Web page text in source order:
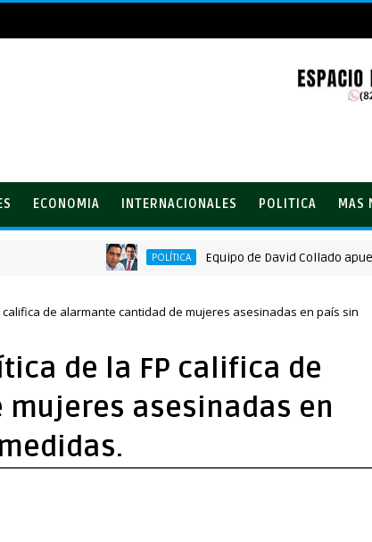
ECONOMIA INTERNACIONALES POLITICA MAS
POLÍTICA Equipo de David Collado apuesta
califica de alarmante cantidad de mujeres asesinadas en país sin
de la FP califica de
asesinadas en